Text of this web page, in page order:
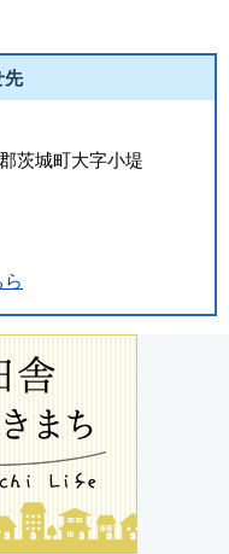
先
茨城町大字小堤